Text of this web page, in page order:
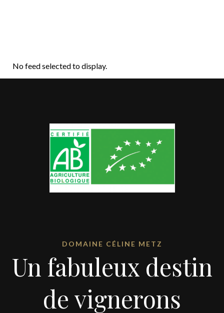
No feed selected to display.
DOMAINE CÉLINE METZ
Un fabuleux destin
de vignerons